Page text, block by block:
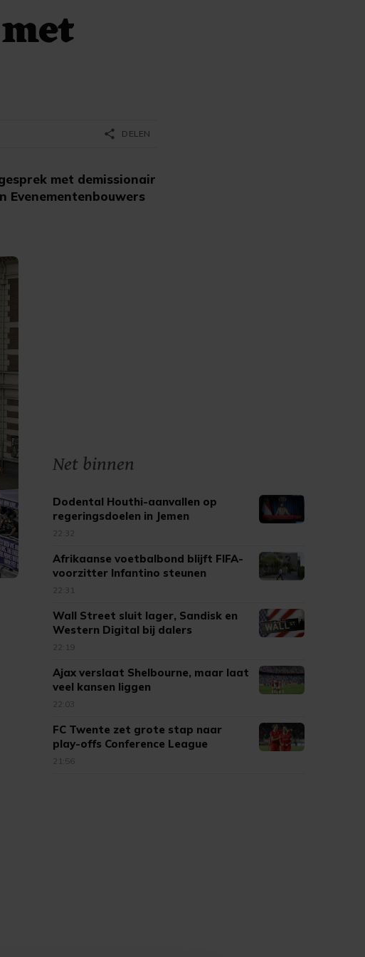
met demissionair
Evenementenbouwers
share DELEN
Net binnen
Dodental Houthi-aanvallen op
regeringsdoelen in Jemen
opgelopen
22:32
Afrikaanse voetbalbond blijft FIFA-
voorzitter Infantino steunen
22:31
Wall Street sluit lager, Sandisk en
Western Digital bij dalers
22:19
Ajax verslaat Shelbourne, maar laat
veel kansen liggen
22:03
FC Twente zet grote stap naar
play-offs Conference League
21:56